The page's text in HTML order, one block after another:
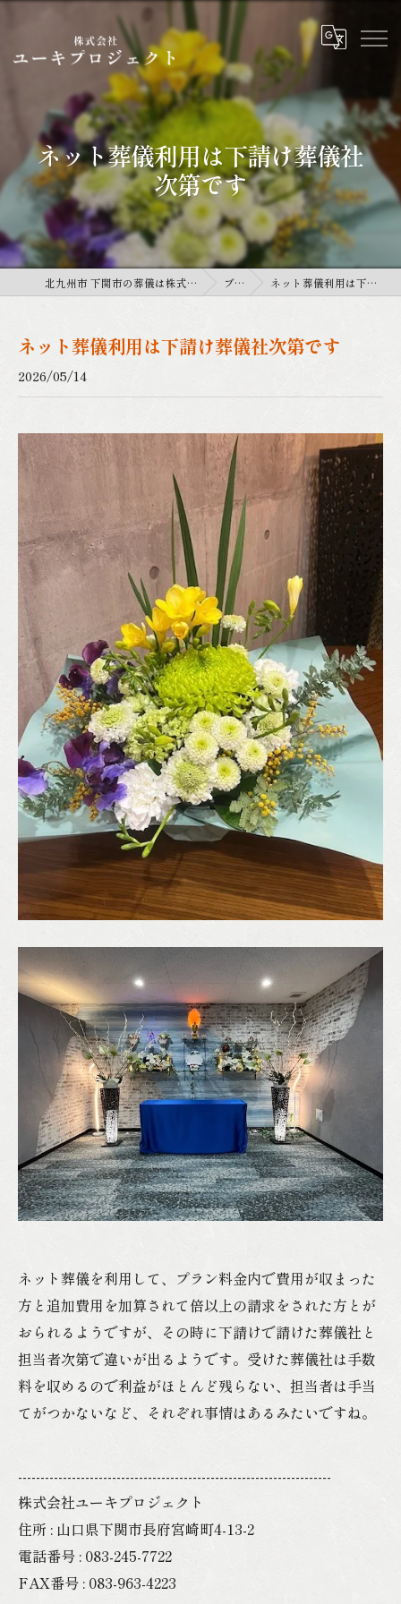
ネット葬儀利用は下請け葬儀社
次第です
北九州市 下関市の葬儀は株式会社ユーキプロジェクト ブログ ネット葬儀利用は下請け葬儀社次第です
ネット葬儀利用は下請け葬儀社次第です
2026/05/14
ネット葬儀を利用して、プラン料金内で費用が収まった
方と追加費用を加算されて倍以上の請求をされた方とが
おられるようですが、その時に下請けで請けた葬儀社と
担当者次第で違いが出るようです。受けた葬儀社は手数
料を収めるので利益がほとんど残らない、担当者は手当
てがつかないなど、それぞれ事情はあるみたいですね。
----------------------------------------------------------------------
株式会社ユーキプロジェクト
住所 : 山口県下関市長府宮崎町4-13-2
電話番号 : 083-245-7722
FAX番号 : 083-963-4223